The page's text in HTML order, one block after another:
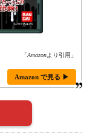
「Amazonより引用」
Amazon で見る ▶